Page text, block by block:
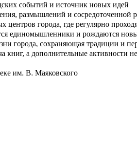
событий и источник новых идей
размышлений и сосредоточенной
центров города, где регулярно
единомышленники и рождаются
города, сохраняющая традиции и
книг, а дополнительные активности
им. В. Маяковского